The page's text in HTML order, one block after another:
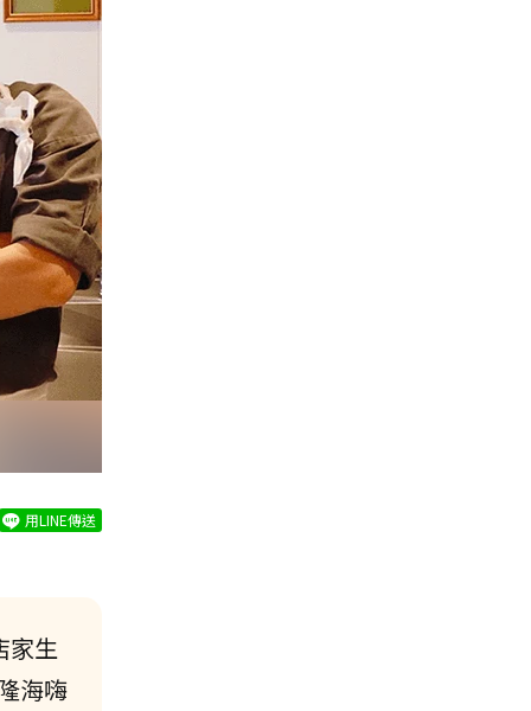
用LINE傳送
家生
海嗨